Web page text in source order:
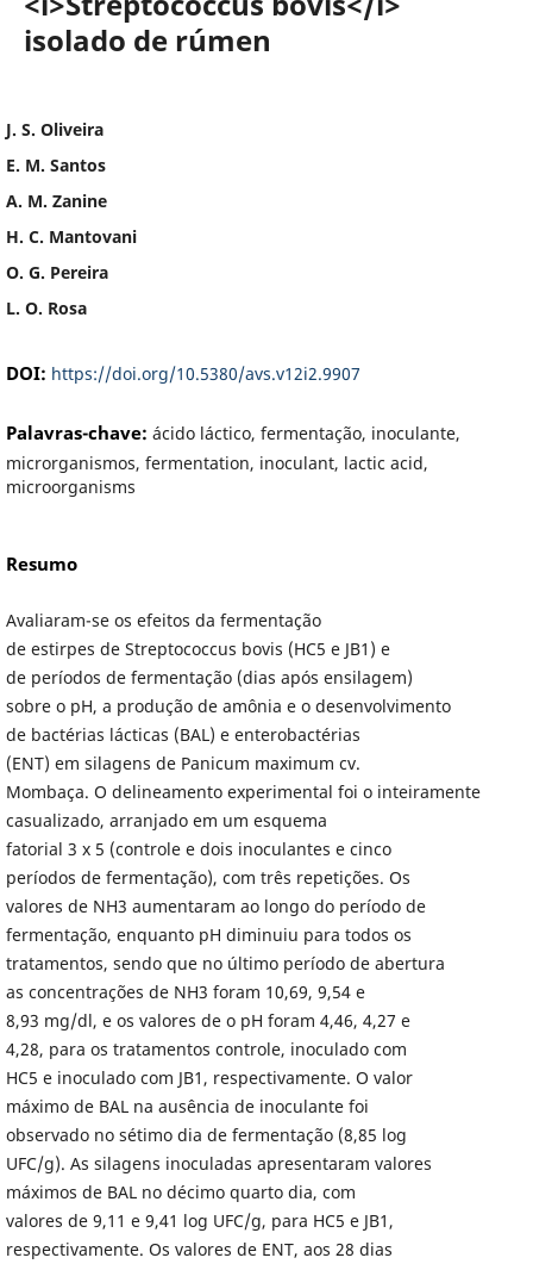
isolado de rúmen
J. S. Oliveira
E. M. Santos
A. M. Zanine
H. C. Mantovani
O. G. Pereira
L. O. Rosa
DOI: https://doi.org/10.5380/avs.v12i2.9907
Palavras-chave: ácido láctico, fermentação, inoculante,
microrganismos, fermentation, inoculant, lactic acid,
microorganisms
Resumo
Avaliaram-se os efeitos da fermentação
de estirpes de Streptococcus bovis (HC5 e JB1) e
de períodos de fermentação (dias após ensilagem)
sobre o pH, a produção de amônia e o desenvolvimento
de bactérias lácticas (BAL) e enterobactérias
(ENT) em silagens de Panicum maximum cv.
Mombaça. O delineamento experimental foi o inteiramente
casualizado, arranjado em um esquema
fatorial 3 x 5 (controle e dois inoculantes e cinco
períodos de fermentação), com três repetições. Os
valores de NH3 aumentaram ao longo do período de
fermentação, enquanto pH diminuiu para todos os
tratamentos, sendo que no último período de abertura
as concentrações de NH3 foram 10,69, 9,54 e
8,93 mg/dl, e os valores de o pH foram 4,46, 4,27 e
4,28, para os tratamentos controle, inoculado com
HC5 e inoculado com JB1, respectivamente. O valor
máximo de BAL na ausência de inoculante foi
observado no sétimo dia de fermentação (8,85 log
UFC/g). As silagens inoculadas apresentaram valores
máximos de BAL no décimo quarto dia, com
valores de 9,11 e 9,41 log UFC/g, para HC5 e JB1,
respectivamente. Os valores de ENT, aos 28 dias